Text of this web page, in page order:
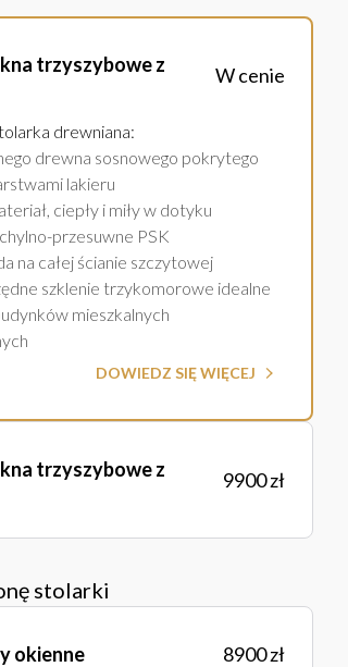
trzyszybowe z
W cenie
drewniana:
drewna sosnowego pokrytego
lakieru
ciepły i miły w dotyku
przesuwne PSK
na całej ścianie szczytowej
szklenie trzykomorowe idealne
mieszkalnych
DOWIEDZ SIĘ WIĘCEJ
trzyszybowe z
9900 zł
stolarki
okienne 8900 zł